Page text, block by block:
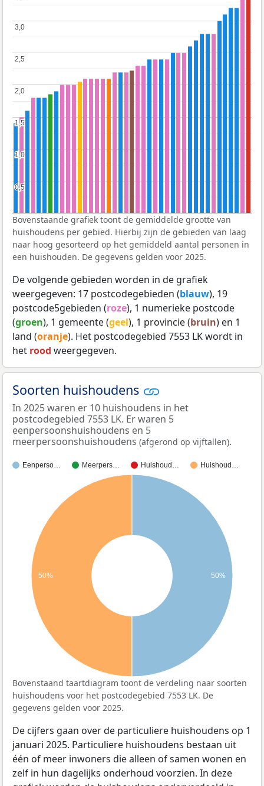
0,5
0,5
1,0
1,0
1,5
1,5
2,0
2,0
2,5
2,5
3,0
3,0
Bovenstaande grafiek toont de gemiddelde grootte van
huishoudens per gebied. Hierbij zijn de gebieden van laag
naar hoog gesorteerd op het gemiddeld aantal personen in
een huishouden. De gegevens gelden voor 2025.
De volgende gebieden worden in de grafiek
weergegeven: 17 postcodegebieden (blauw), 19
postcode5gebieden (roze), 1 numerieke postcode
(groen), 1 gemeente (geel), 1 provincie (bruin) en 1
land (oranje). Het postcodegebied 7553 LK wordt in
het rood weergegeven.
Soorten huishoudens
In 2025 waren er 10 huishoudens in het
postcodegebied 7553 LK. Er waren 5
eenpersoonshuishoudens en 5
meerpersoonshuishoudens (afgerond op vijftallen).
Eenperso… Meerpers… Huishoud… Huishoud…
50% 50%
Bovenstaand taartdiagram toont de verdeling naar soorten
huishoudens voor het postcodegebied 7553 LK. De
gegevens gelden voor 2025.
De cijfers gaan over de particuliere huishoudens op 1
januari 2025. Particuliere huishoudens bestaan uit
één of meer inwoners die alleen of samen wonen en
zelf in hun dagelijks onderhoud voorzien. In deze